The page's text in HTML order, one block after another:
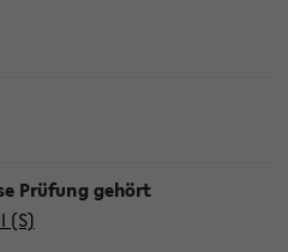
(S)